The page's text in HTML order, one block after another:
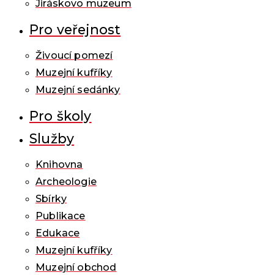
Jiráskovo muzeum
Pro veřejnost
Živoucí pomezí
Muzejní kufříky
Muzejní sedánky
Pro školy
Služby
Knihovna
Archeologie
Sbírky
Publikace
Edukace
Muzejní kufříky
Muzejní obchod